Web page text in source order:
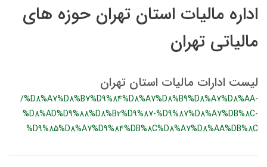
اداره مالیات استان تهران حوزه های
مالیاتی تهران
لیست ادارات مالیات استان تهران
/%D8%A7%D8%B7%D9%84%D8%A7%D8%B9%D8%A7%D8%AA-
%D8%AD%D9%88%D8%B2%D9%87-%D9%87%D8%A7%DB%8C-
%D9%85%D8%A7%D9%84%DB%8C%D8%A7%D8%AA%DB%8C